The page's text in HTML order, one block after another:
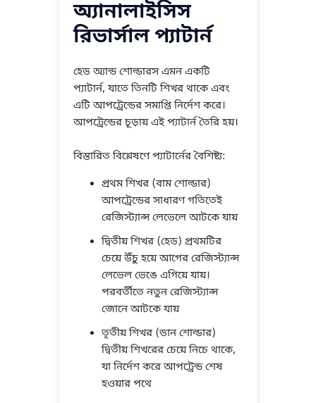
অ্যানালাইসিস
রিভার্সাল প্যাটার্ন
হেড অ্যান্ড শোল্ডারস এমন একটি
প্যাটার্ন, যাতে তিনটি শিখর থাকে এবং
এটি আপট্রেন্ডের সমাপ্তি নির্দেশ করে।
আপট্রেন্ডের চূড়ায় এই প্যাটার্ন তৈরি হয়।
বিস্তারিত বিশ্লেষণে প্যাটার্নের বৈশিষ্ট্য:
প্রথম শিখর (বাম শোল্ডার)
আপট্রেন্ডের সাধারণ গতিতেই
রেজিস্ট্যান্স লেভেলে আটকে যায়
দ্বিতীয় শিখর (হেড) প্রথমটির
চেয়ে উঁচু হয়ে আগের রেজিস্ট্যান্স
লেভেল ভেঙে এগিয়ে যায়।
পরবর্তীতে নতুন রেজিস্ট্যান্স
জোনে আটকে যায়
তৃতীয় শিখর (ডান শোল্ডার)
দ্বিতীয় শিখরের চেয়ে নিচে থাকে,
যা নির্দেশ করে আপট্রেন্ড শেষ
হওয়ার পথে